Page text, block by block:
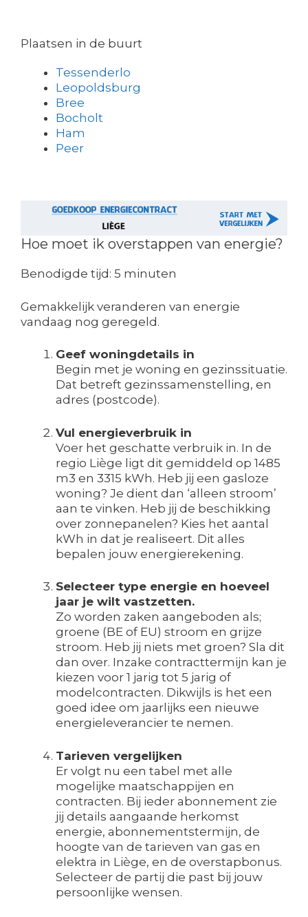
Plaatsen in de buurt
Tessenderlo
Leopoldsburg
Bree
Bocholt
Ham
Peer
Hoe moet ik overstappen van energie?
Benodigde tijd: 5 minuten
Gemakkelijk veranderen van energie
vandaag nog geregeld.
Geef woningdetails in
Begin met je woning en gezinssituatie.
Dat betreft gezinssamenstelling, en
adres (postcode).
Vul energieverbruik in
Voer het geschatte verbruik in. In de
regio Liège ligt dit gemiddeld op 1485
m3 en 3315 kWh. Heb jij een gasloze
woning? Je dient dan ‘alleen stroom’
aan te vinken. Heb jij de beschikking
over zonnepanelen? Kies het aantal
kWh in dat je realiseert. Dit alles
bepalen jouw energierekening.
Selecteer type energie en hoeveel
jaar je wilt vastzetten.
Zo worden zaken aangeboden als;
groene (BE of EU) stroom en grijze
stroom. Heb jij niets met groen? Sla dit
dan over. Inzake contracttermijn kan je
kiezen voor 1 jarig tot 5 jarig of
modelcontracten. Dikwijls is het een
goed idee om jaarlijks een nieuwe
energieleverancier te nemen.
Tarieven vergelijken
Er volgt nu een tabel met alle
mogelijke maatschappijen en
contracten. Bij ieder abonnement zie
jij details aangaande herkomst
energie, abonnementstermijn, de
hoogte van de tarieven van gas en
elektra in Liège, en de overstapbonus.
Selecteer de partij die past bij jouw
persoonlijke wensen.